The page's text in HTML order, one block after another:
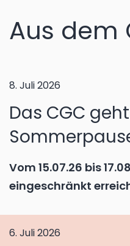
Aus dem
8. Juli 2026
Das CGC
Vom 15.07.26 bis
eingeschränkt
6. Juli 2026